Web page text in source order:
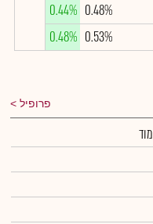
0.48%
0.44%
0.53%
0.48%
פרופיל